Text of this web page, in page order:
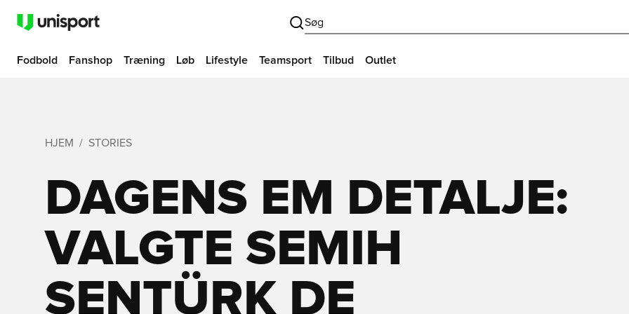
Søg
Fodbold Fanshop Træning Løb Lifestyle Teamsport Tilbud Outlet
HJEM STORIES
DAGENS EM DETALJE:
VALGTE SEMIH
SENTÜRK DE